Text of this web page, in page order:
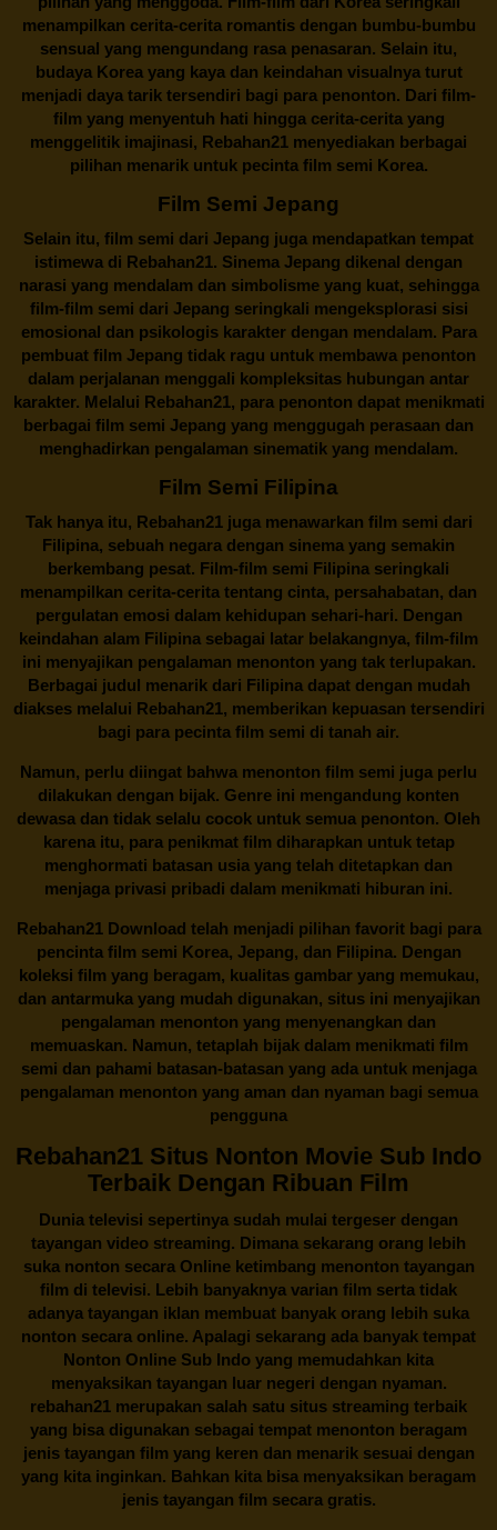
menampilkan cerita-cerita romantis dengan bumbu-bumbu
sensual yang mengundang rasa penasaran. Selain itu,
budaya Korea yang kaya dan keindahan visualnya turut
menjadi daya tarik tersendiri bagi para penonton. Dari film-
film yang menyentuh hati hingga cerita-cerita yang
menggelitik imajinasi, Rebahan21 menyediakan berbagai
pilihan menarik untuk pecinta film semi Korea.
Film Semi Jepang
Selain itu, film semi dari Jepang juga mendapatkan tempat
istimewa di Rebahan21. Sinema Jepang dikenal dengan
narasi yang mendalam dan simbolisme yang kuat, sehingga
film-film semi dari Jepang seringkali mengeksplorasi sisi
emosional dan psikologis karakter dengan mendalam. Para
pembuat film Jepang tidak ragu untuk membawa penonton
dalam perjalanan menggali kompleksitas hubungan antar
karakter. Melalui Rebahan21, para penonton dapat menikmati
berbagai film semi Jepang yang menggugah perasaan dan
menghadirkan pengalaman sinematik yang mendalam.
Film Semi Filipina
Tak hanya itu, Rebahan21juga menawarkan film semi dari
Filipina, sebuah negara dengan sinema yang semakin
berkembang pesat. Film-film semi Filipina seringkali
menampilkan cerita-cerita tentang cinta, persahabatan, dan
pergulatan emosi dalam kehidupan sehari-hari. Dengan
keindahan alam Filipina sebagai latar belakangnya, film-film
ini menyajikan pengalaman menonton yang tak terlupakan.
Berbagai judul menarik dari Filipina dapat dengan mudah
diakses melalui Rebahan21, memberikan kepuasan tersendiri
bagi para pecinta film semi di tanah air.
Namun, perlu diingat bahwa menonton film semi juga perlu
dilakukan dengan bijak. Genre ini mengandung konten
dewasa dan tidak selalu cocok untuk semua penonton. Oleh
karena itu, para penikmat film diharapkan untuk tetap
menghormati batasan usia yang telah ditetapkan dan
menjaga privasi pribadi dalam menikmati hiburan ini.
Rebahan21Download telah menjadi pilihan favorit bagi para
pencinta film semi Korea, Jepang, dan Filipina. Dengan
koleksi film yang beragam, kualitas gambar yang memukau,
dan antarmuka yang mudah digunakan, situs ini menyajikan
pengalaman menonton yang menyenangkan dan
memuaskan. Namun, tetaplah bijak dalam menikmati film
semi dan pahami batasan-batasan yang ada untuk menjaga
pengalaman menonton yang aman dan nyaman bagi semua
pengguna
Rebahan21 Situs Nonton Movie Sub Indo
Terbaik Dengan Ribuan Film
Dunia televisi sepertinya sudah mulai tergeser dengan
tayangan video streaming. Dimana sekarang orang lebih
suka nonton secara Online ketimbang menonton tayangan
film di televisi. Lebih banyaknya varian film serta tidak
adanya tayangan iklan membuat banyak orang lebih suka
nonton secara online. Apalagi sekarang ada banyak tempat
Nonton Online Sub Indo yang memudahkan kita
menyaksikan tayangan luar negeri dengan nyaman.
rebahan21 merupakan salah satu situs streaming terbaik
yang bisa digunakan sebagai tempat menonton beragam
jenis tayangan film yang keren dan menarik sesuai dengan
yang kita inginkan. Bahkan kita bisa menyaksikan beragam
jenis tayangan film secara gratis.